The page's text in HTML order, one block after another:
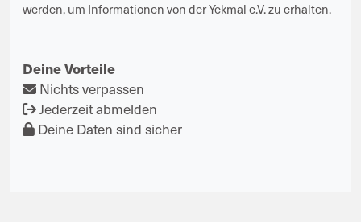
werden, um Informationen von der Yekmal e.V. zu erhalten.
Deine Vorteile
Nichts verpassen
Jederzeit abmelden
Deine Daten sind sicher